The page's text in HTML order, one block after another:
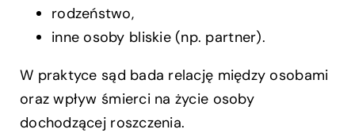
rodzeństwo,
inne osoby bliskie (np. partner).
W praktyce sąd bada relację między osobami
oraz wpływ śmierci na życie osoby
dochodzącej roszczenia.